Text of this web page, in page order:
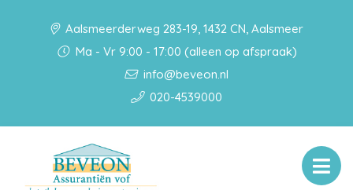
Aalsmeerderweg 283-19, 1432 CN, Aalsmeer
Ma - Vr 9:00 - 17:00 (alleen op afspraak)
info@beveon.nl
020-4539000